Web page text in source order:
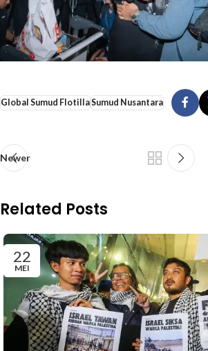
Global Sumud FlotillaSumud Nusantara
Newer
Related Posts
22
MEI